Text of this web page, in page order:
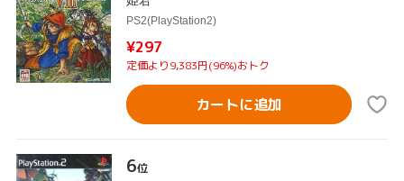
PS2(PlayStation2)
¥297
定価より9,383円(96%)おトク
カートに追加
6位